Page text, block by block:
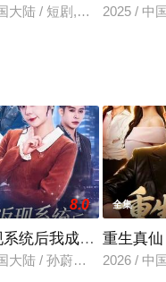
大陆 / 短剧,女频恋爱2025 / 中
8.0
统后我成了万人迷
大陆 / 孙蔚琳＆魏胜奇
全集
重生真
2026 / 中